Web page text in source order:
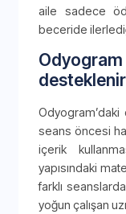
aile sadece
beceride
Odyogram’daki
seans öncesi
içerik
yapısındaki
farklı
yoğun çalışan